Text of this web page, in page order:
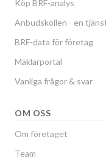
Köp BRF-analys
Anbudskollen - en
BRF-data för företag
Mäklarportal
Vanliga frågor & svar
OM OSS
Om företaget
Team